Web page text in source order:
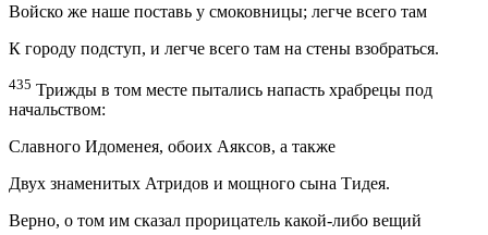
Войско же наше поставь у смоковницы; легче всего там
К городу подступ, и легче всего там на стены взобраться.
435 Трижды в том месте пытались напасть храбрецы под
начальством:
Славного Идоменея, обоих Аяксов, а также
Двух знаменитых Атридов и мощного сына Тидея.
Верно, о том им сказал прорицатель какой-либо вещий